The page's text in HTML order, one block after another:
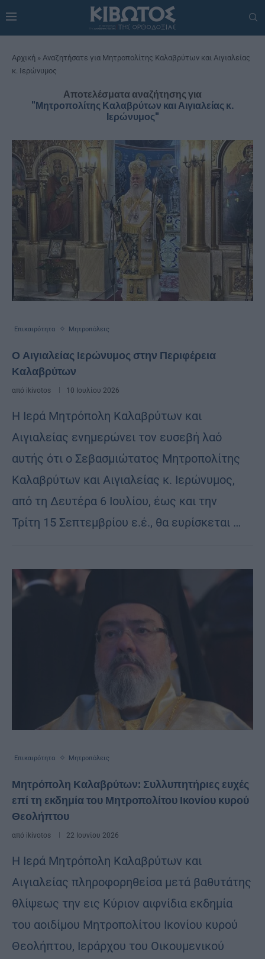
Αρχική » Αναζητήσατε για Μητροπολίτης Καλαβρύτων και Αιγιαλείας
κ. Ιερώνυμος
Αποτελέσματα αναζήτησης για
"Μητροπολίτης Καλαβρύτων και Αιγιαλείας κ.
Ιερώνυμος"
Επικαιρότητα Μητροπόλεις
Ο Αιγιαλείας Ιερώνυμος στην Περιφέρεια
Καλαβρύτων
από ikivotos 10 Ιουλίου 2026
Η Ιερά Μητρόπολη Καλαβρύτων και
Αιγιαλείας ενημερώνει τον ευσεβή λαό
αυτής ότι ο Σεβασμιώτατος Μητροπολίτης
Καλαβρύτων και Αιγιαλείας κ. Ιερώνυμος,
από τη Δευτέρα 6 Ιουλίου, έως και την
Τρίτη 15 Σεπτεμβρίου ε.έ., θα ευρίσκεται …
Επικαιρότητα Μητροπόλεις
Μητρόπολη Καλαβρύτων: Συλλυπητήριες ευχές
επί τη εκδημία του Μητροπολίτου Ικονίου κυρού
Θεολήπτου
από ikivotos 22 Ιουνίου 2026
Η Ιερά Μητρόπολη Καλαβρύτων και
Αιγιαλείας πληροφορηθείσα μετά βαθυτάτης
θλίψεως την εις Κύριον αιφνίδια εκδημία
του αοιδίμου Μητροπολίτου Ικονίου κυρού
Θεολήπτου, Ιεράρχου του Οικουμενικού